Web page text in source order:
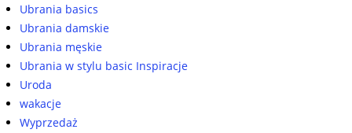
Ubrania basics
Ubrania damskie
Ubrania męskie
Ubrania w stylu basic Inspiracje
Uroda
wakacje
Wyprzedaż